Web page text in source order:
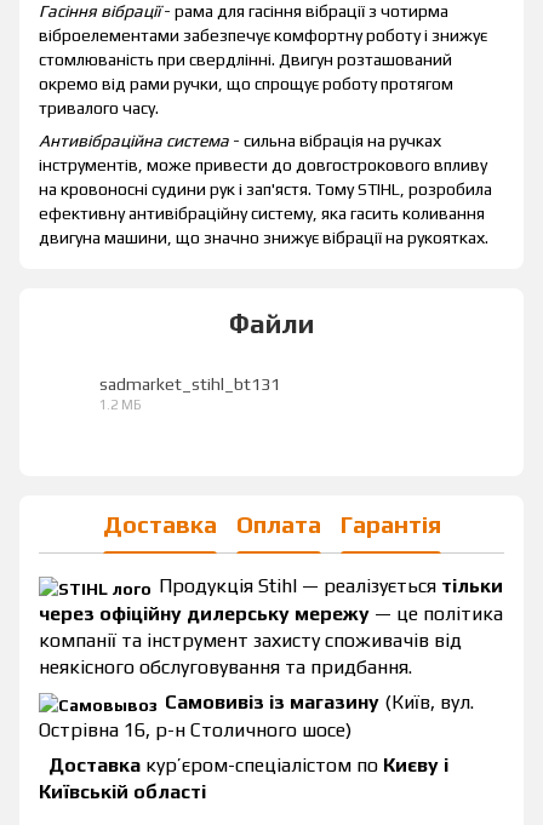
Гасіння вібрації- рама для гасіння вібрації з чотирма
віброелементами забезпечує комфортну роботу і знижує
стомлюваність при свердлінні. Двигун розташований
окремо від рами ручки, що спрощує роботу протягом
тривалого часу.
Антивібраційна система - сильна вібрація на ручках
інструментів, може привести до довгострокового впливу
на кровоносні судини рук і зап'ястя. Тому STIHL, розробила
ефективну антивібраційну систему, яка гасить коливання
двигуна машини, що значно знижує вібрації на рукоятках.
Файли
sadmarket_stihl_bt131
1.2 МБ
Доставка Оплата Гарантія
Продукція Stihl — реалізується тільки
через офіційну дилерську мережу — це політика
компанії та інструмент захисту споживачів від
неякісного обслуговування та придбання.
Самовивіз із магазину (Київ, вул.
Острівна 16, р-н Столичного шосе)
Доставка кур’єром-спеціалістом по Києву і
Київській області